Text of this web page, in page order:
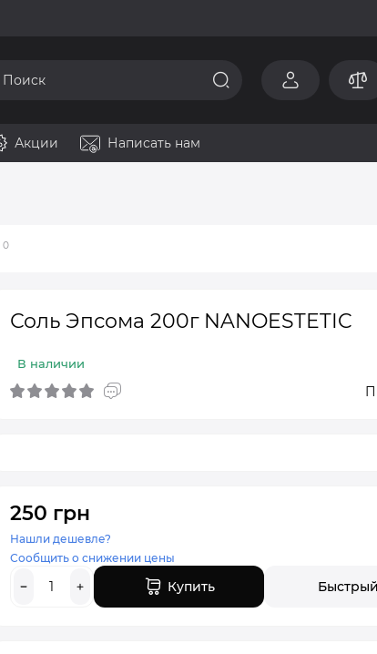
Акции Написать нам
0
Соль Эпсома 200г NANOESTETIC
В наличии
250 грн
Нашли дешевле?
Сообщить о снижении цены
Купить